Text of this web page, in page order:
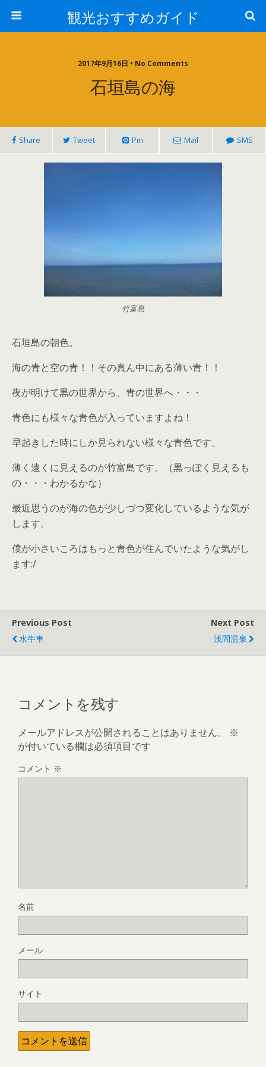
観光おすすめガイド
2017年9月16日 • No Comments
石垣島の海
Share Tweet Pin Mail SMS
竹富島
石垣島の朝色。
海の青と空の青！！その真ん中にある薄い青！！
夜が明けて黒の世界から、青の世界へ・・・
青色にも様々な青色が入っていますよね！
早起きした時にしか見られない様々な青色です。
薄く遠くに見えるのが竹富島です。（黒っぽく見えるも
の・・・わかるかな）
最近思うのが海の色が少しづつ変化しているような気が
します。
僕が小さいころはもっと青色が住んでいたような気がし
ます:/
Previous Post
水牛車
Next Post
浅間温泉
コメントを残す
メールアドレスが公開されることはありません。
※
が付いている欄は必須項目です
コメント ※
名前
メール
サイト